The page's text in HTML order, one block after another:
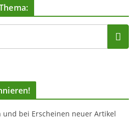
bei Erscheinen neuer Artikel